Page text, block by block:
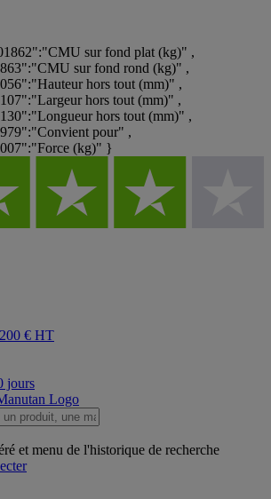
sur fond plat (kg)" ,
sur fond rond (kg)" ,
hors tout (mm)" ,
hors tout (mm)" ,
hors tout (mm)" ,
pour" ,
(kg)" }
€ HT
jours
et menu de l'historique de recherche